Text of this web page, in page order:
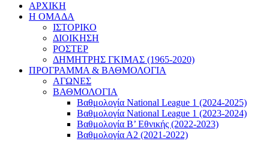
ΑΡΧΙΚΗ
Η ΟΜΑΔΑ
ΙΣΤΟΡΙΚΟ
ΔΙΟΙΚΗΣΗ
ΡΟΣΤΕΡ
ΔΗΜΗΤΡΗΣ ΓΚΙΜΑΣ (1965-2020)
ΠΡΟΓΡΑΜΜΑ & ΒΑΘΜΟΛΟΓΙΑ
ΑΓΩΝΕΣ
ΒΑΘΜΟΛΟΓΙΑ
Βαθμολογία National League 1 (2024-2025)
Βαθμολογία National League 1 (2023-2024)
Βαθμολογία Β’ Εθνικής (2022-2023)
Βαθμολογία Α2 (2021-2022)